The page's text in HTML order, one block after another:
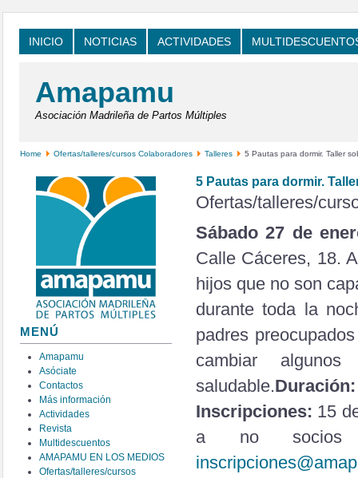
INICIO NOTICIAS ACTIVIDADES
Amapamu
Asociación Madrileña de Partos Múltiples
Home Ofertas/talleres/cursos Colaboradores Talleres 5 Pautas para dormir. Taller
MENÚ
Amapamu
Asóciate
Contactos
Más información
Actividades
Revista
Multidescuentos
AMAPAMU EN LOS MEDIOS
Ofertas/talleres/cursos
5 Pautas para dormir.
Ofertas/talleres/
Sábado 27 de
Calle Cáceres, 18.
hijos que no son
durante toda la
padres
cambiar
saludable.Duración:
Inscripciones: 15
a no socios